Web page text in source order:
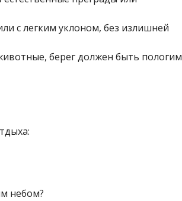
с легким уклоном, без излишней
берег должен быть пологим
небом?